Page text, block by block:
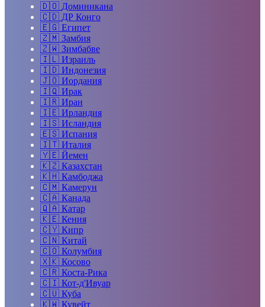
🇩🇴 Доминикана
🇨🇩 ДР Конго
🇪🇬 Египет
🇿🇲 Замбия
🇿🇼 Зимбабве
🇮🇱 Израиль
🇮🇩 Индонезия
🇯🇴 Иордания
🇮🇶 Ирак
🇮🇷 Иран
🇮🇪 Ирландия
🇮🇸 Исландия
🇪🇸 Испания
🇮🇹 Италия
🇾🇪 Йемен
🇰🇿 Казахстан
🇰🇭 Камбоджа
🇨🇲 Камерун
🇨🇦 Канада
🇶🇦 Катар
🇰🇪 Кения
🇨🇾 Кипр
🇨🇳 Китай
🇨🇴 Колумбия
🇽🇰 Косово
🇨🇷 Коста-Рика
🇨🇮 Кот-д'Ивуар
🇨🇺 Куба
🇰🇼 Кувейт